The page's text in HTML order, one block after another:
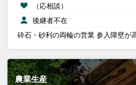
（応相談）
後継者不在
砕石・砂利の両輪の営業 参入障壁が
農業生産